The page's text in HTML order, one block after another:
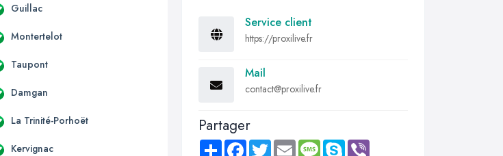
Guillac
Montertelot
Taupont
Damgan
La Trinité-Porhoët
Kervignac
Service client
https://proxilive.fr
Mail
contact@proxilive.fr
Partager
Share FacebookTwitter Email MessageSkype